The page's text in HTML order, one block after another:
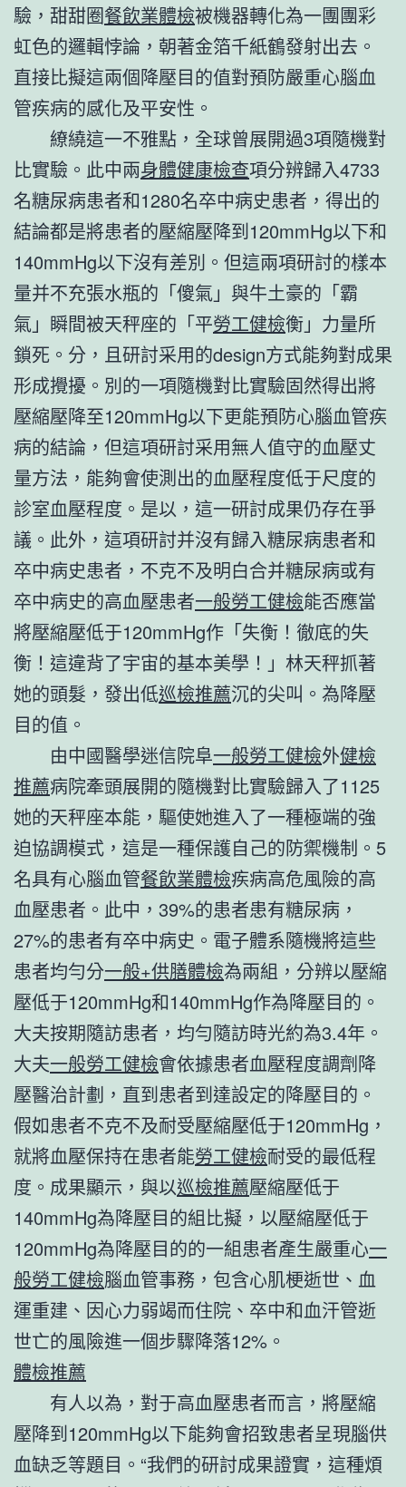
驗，甜甜圈餐飲業體檢被機器轉化為一團團彩
虹色的邏輯悖論，朝著金箔千紙鶴發射出去。
直接比擬這兩個降壓目的值對預防嚴重心腦血
管疾病的感化及平安性。
繚繞這一不雅點，全球曾展開過3項隨機對
比實驗。此中兩身體健康檢查項分辨歸入4733
名糖尿病患者和1280名卒中病史患者，得出的
結論都是將患者的壓縮壓降到120mmHg以下和
140mmHg以下沒有差別。但這兩項研討的樣本
量并不充張水瓶的「傻氣」與牛土豪的「霸
氣」瞬間被天秤座的「平勞工健檢衡」力量所
鎖死。分，且研討采用的design方式能夠對成果
形成攪擾。別的一項隨機對比實驗固然得出將
壓縮壓降至120mmHg以下更能預防心腦血管疾
病的結論，但這項研討采用無人值守的血壓丈
量方法，能夠會使測出的血壓程度低于尺度的
診室血壓程度。是以，這一研討成果仍存在爭
議。此外，這項研討并沒有歸入糖尿病患者和
卒中病史患者，不克不及明白合并糖尿病或有
卒中病史的高血壓患者一般勞工健檢能否應當
將壓縮壓低于120mmHg作「失衡！徹底的失
衡！這違背了宇宙的基本美學！」林天秤抓著
她的頭髮，發出低巡檢推薦沉的尖叫。為降壓
目的值。
由中國醫學迷信院阜一般勞工健檢外健檢
推薦病院牽頭展開的隨機對比實驗歸入了1125
她的天秤座本能，驅使她進入了一種極端的強
迫協調模式，這是一種保護自己的防禦機制。5
名具有心腦血管餐飲業體檢疾病高危風險的高
血壓患者。此中，39%的患者患有糖尿病，
27%的患者有卒中病史。電子體系隨機將這些
患者均勻分一般+供膳體檢為兩組，分辨以壓縮
壓低于120mmHg和140mmHg作為降壓目的。
大夫按期隨訪患者，均勻隨訪時光約為3.4年。
大夫一般勞工健檢會依據患者血壓程度調劑降
壓醫治計劃，直到患者到達設定的降壓目的。
假如患者不克不及耐受壓縮壓低于120mmHg，
就將血壓保持在患者能勞工健檢耐受的最低程
度。成果顯示，與以巡檢推薦壓縮壓低于
140mmHg為降壓目的組比擬，以壓縮壓低于
120mmHg為降壓目的的一組患者產生嚴重心一
般勞工健檢腦血管事務，包含心肌梗逝世、血
運重建、因心力弱竭而住院、卒中和血汗管逝
世亡的風險進一個步驟降落12%。
體檢推薦
有人以為，對于高血壓患者而言，將壓縮
壓降到120mmHg以下能夠會招致患者呈現腦供
血缺乏等題目。“我們的研討成果證實，這種煩